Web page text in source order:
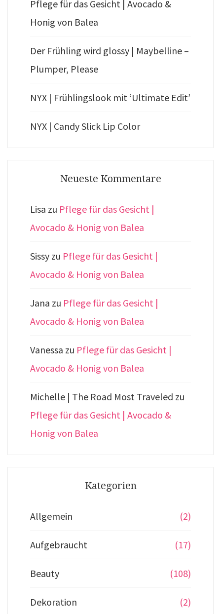
Pflege für das Gesicht | Avocado &
Honig von Balea
Der Frühling wird glossy | Maybelline –
Plumper, Please
NYX | Frühlingslook mit ‘Ultimate Edit’
NYX | Candy Slick Lip Color
Neueste Kommentare
Lisa zu Pflege für das Gesicht |
Avocado & Honig von Balea
Sissy zu Pflege für das Gesicht |
Avocado & Honig von Balea
Jana zu Pflege für das Gesicht |
Avocado & Honig von Balea
Vanessa zu Pflege für das Gesicht |
Avocado & Honig von Balea
Michelle | The Road Most Traveled zu
Pflege für das Gesicht | Avocado &
Honig von Balea
Kategorien
Allgemein (2)
Aufgebraucht (17)
Beauty (108)
Dekoration (2)